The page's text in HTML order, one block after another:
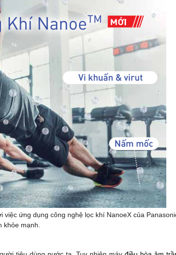
ứng dụng công nghệ lọc khí NanoeX của
mạnh.